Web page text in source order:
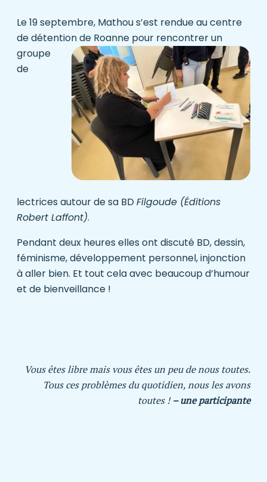
Le 19 septembre, Mathous’est rendue au centre
de détention de Roanne pour rencontrer un
groupe
de
lectrices autour de sa BD Filgoude (Éditions
Robert Laffont).
Pendant deux heures elles ont discuté BD, dessin,
féminisme, développement personnel, injonction
à aller bien. Et tout cela avec beaucoup d’humour
et de bienveillance !
Vous êtes libre mais vous êtes un peu de nous toutes.
Tous ces problèmes du quotidien, nous les avons
toutes !– une participante